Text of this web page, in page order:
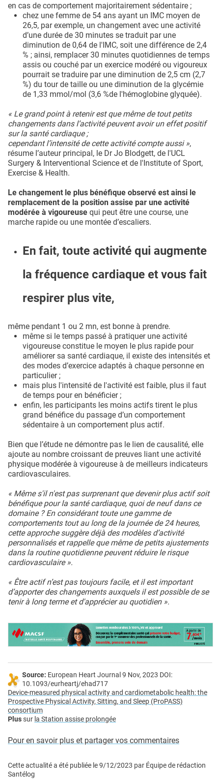
en cas de comportement majoritairement sédentaire ;
chez une femme de 54 ans ayant un IMC moyen de
26,5, par exemple, un changement avec une activité
d’une durée de 30 minutes se traduit par une
diminution de 0,64 de l'IMC, soit une différence de 2,4
% ; ainsi, remplacer 30 minutes quotidiennes de temps
assis ou couché par un exercice modéré ou vigoureux
pourrait se traduire par une diminution de 2,5 cm (2,7
%) du tour de taille ou une diminution de la glycémie
de 1,33 mmol/mol (3,6 %de l'hémoglobine glyquée).
« Le grand point à retenir est que même de tout petits
changements dans l’activité peuvent avoir un effet positif
sur la santé cardiaque ;
cependant l’intensité de cette activité compte aussi »,
résume l’auteur principal, le Dr Jo Blodgett, de l'UCL
Surgery & Interventional Science et de l'Institute of Sport,
Exercise & Health.
Le changement le plus bénéfique observé est ainsi le
remplacement de la position assise par une activité
modérée à vigoureuse qui peut être une course, une
marche rapide ou une montée d’escaliers.
En fait, toute activité qui augmente
la fréquence cardiaque et vous fait
respirer plus vite,
même pendant 1 ou 2 mn, est bonne à prendre.
même si le temps passé à pratiquer une activité
vigoureuse constitue le moyen le plus rapide pour
améliorer sa santé cardiaque, il existe des intensités et
des modes d’exercice adaptés à chaque personne en
particulier ;
mais plus l'intensité de l'activité est faible, plus il faut
de temps pour en bénéficier ;
enfin, les participants les moins actifs tirent le plus
grand bénéfice du passage d’un comportement
sédentaire à un comportement plus actif.
Bien que l’étude ne démontre pas le lien de causalité, elle
ajoute au nombre croissant de preuves liant une activité
physique modérée à vigoureuse à de meilleurs indicateurs
cardiovasculaires.
« Même s'il n'est pas surprenant que devenir plus actif soit
bénéfique pour la santé cardiaque, quoi de neuf dans ce
domaine ? En considérant toute une gamme de
comportements tout au long de la journée de 24 heures,
cette approche suggère déjà des modèles d’activité
personnalisés et rappelle que même de petits ajustements
dans la routine quotidienne peuvent réduire le risque
cardiovasculaire ».
« Être actif n’est pas toujours facile, et il est important
d’apporter des changements auxquels il est possible de se
tenir à long terme et d'apprécier au quotidien ».
Source: European Heart Journal 9 Nov, 2023 DOI:
10.1093/eurheartj/ehad717
Device-measured physical activity and cardiometabolic health: the
Prospective Physical Activity, Sitting, and Sleep (ProPASS)
consortium
Plussur la Station assise prolongée
Pour en savoir plus et partager vos commentaires
Cette actualité a été publiée le9/12/2023 par Équipe de rédaction
Santélog